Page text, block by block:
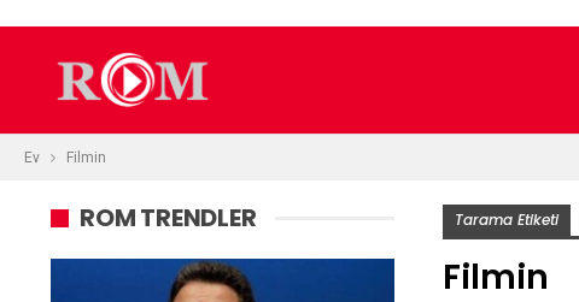
Ev Filmin
Tarama Etiketi
Filmin
ROM TRENDLER